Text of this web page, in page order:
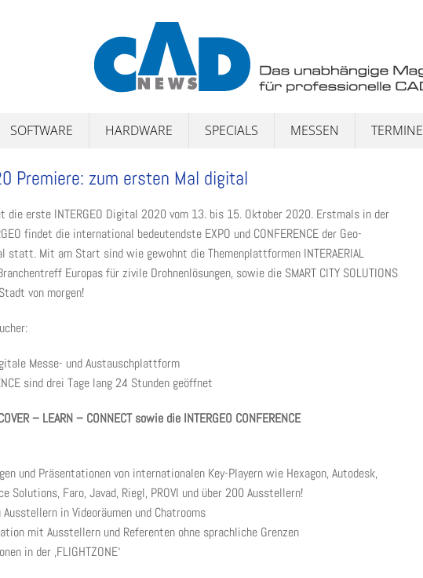
SOFTWARE HARDWARE SPECIALS MESSEN TERMINE
Premiere: zum ersten Mal digital
die erste INTERGEO Digital 2020 vom 13. bis 15. Oktober 2020. Erstmals in der
findet die international bedeutendste EXPO und CONFERENCE der Geo-
statt. Mit am Start sind wie gewohnt die Themenplattformen INTERAERIAL
Europas für zivile Drohnenlösungen, sowie die SMART CITY SOLUTIONS
von morgen!
Messe- und Austauschplattform
sind drei Tage lang 24 Stunden geöffnet
– LEARN – CONNECT sowie die INTERGEO CONFERENCE
und Präsentationen von internationalen Key-Playern wie Hexagon, Autodesk,
Solutions, Faro, Javad, Riegl, PROVI und über 200 Ausstellern!
in Videoräumen und Chatrooms
mit Ausstellern und Referenten ohne sprachliche Grenzen
in der ‚FLIGHTZONE‘